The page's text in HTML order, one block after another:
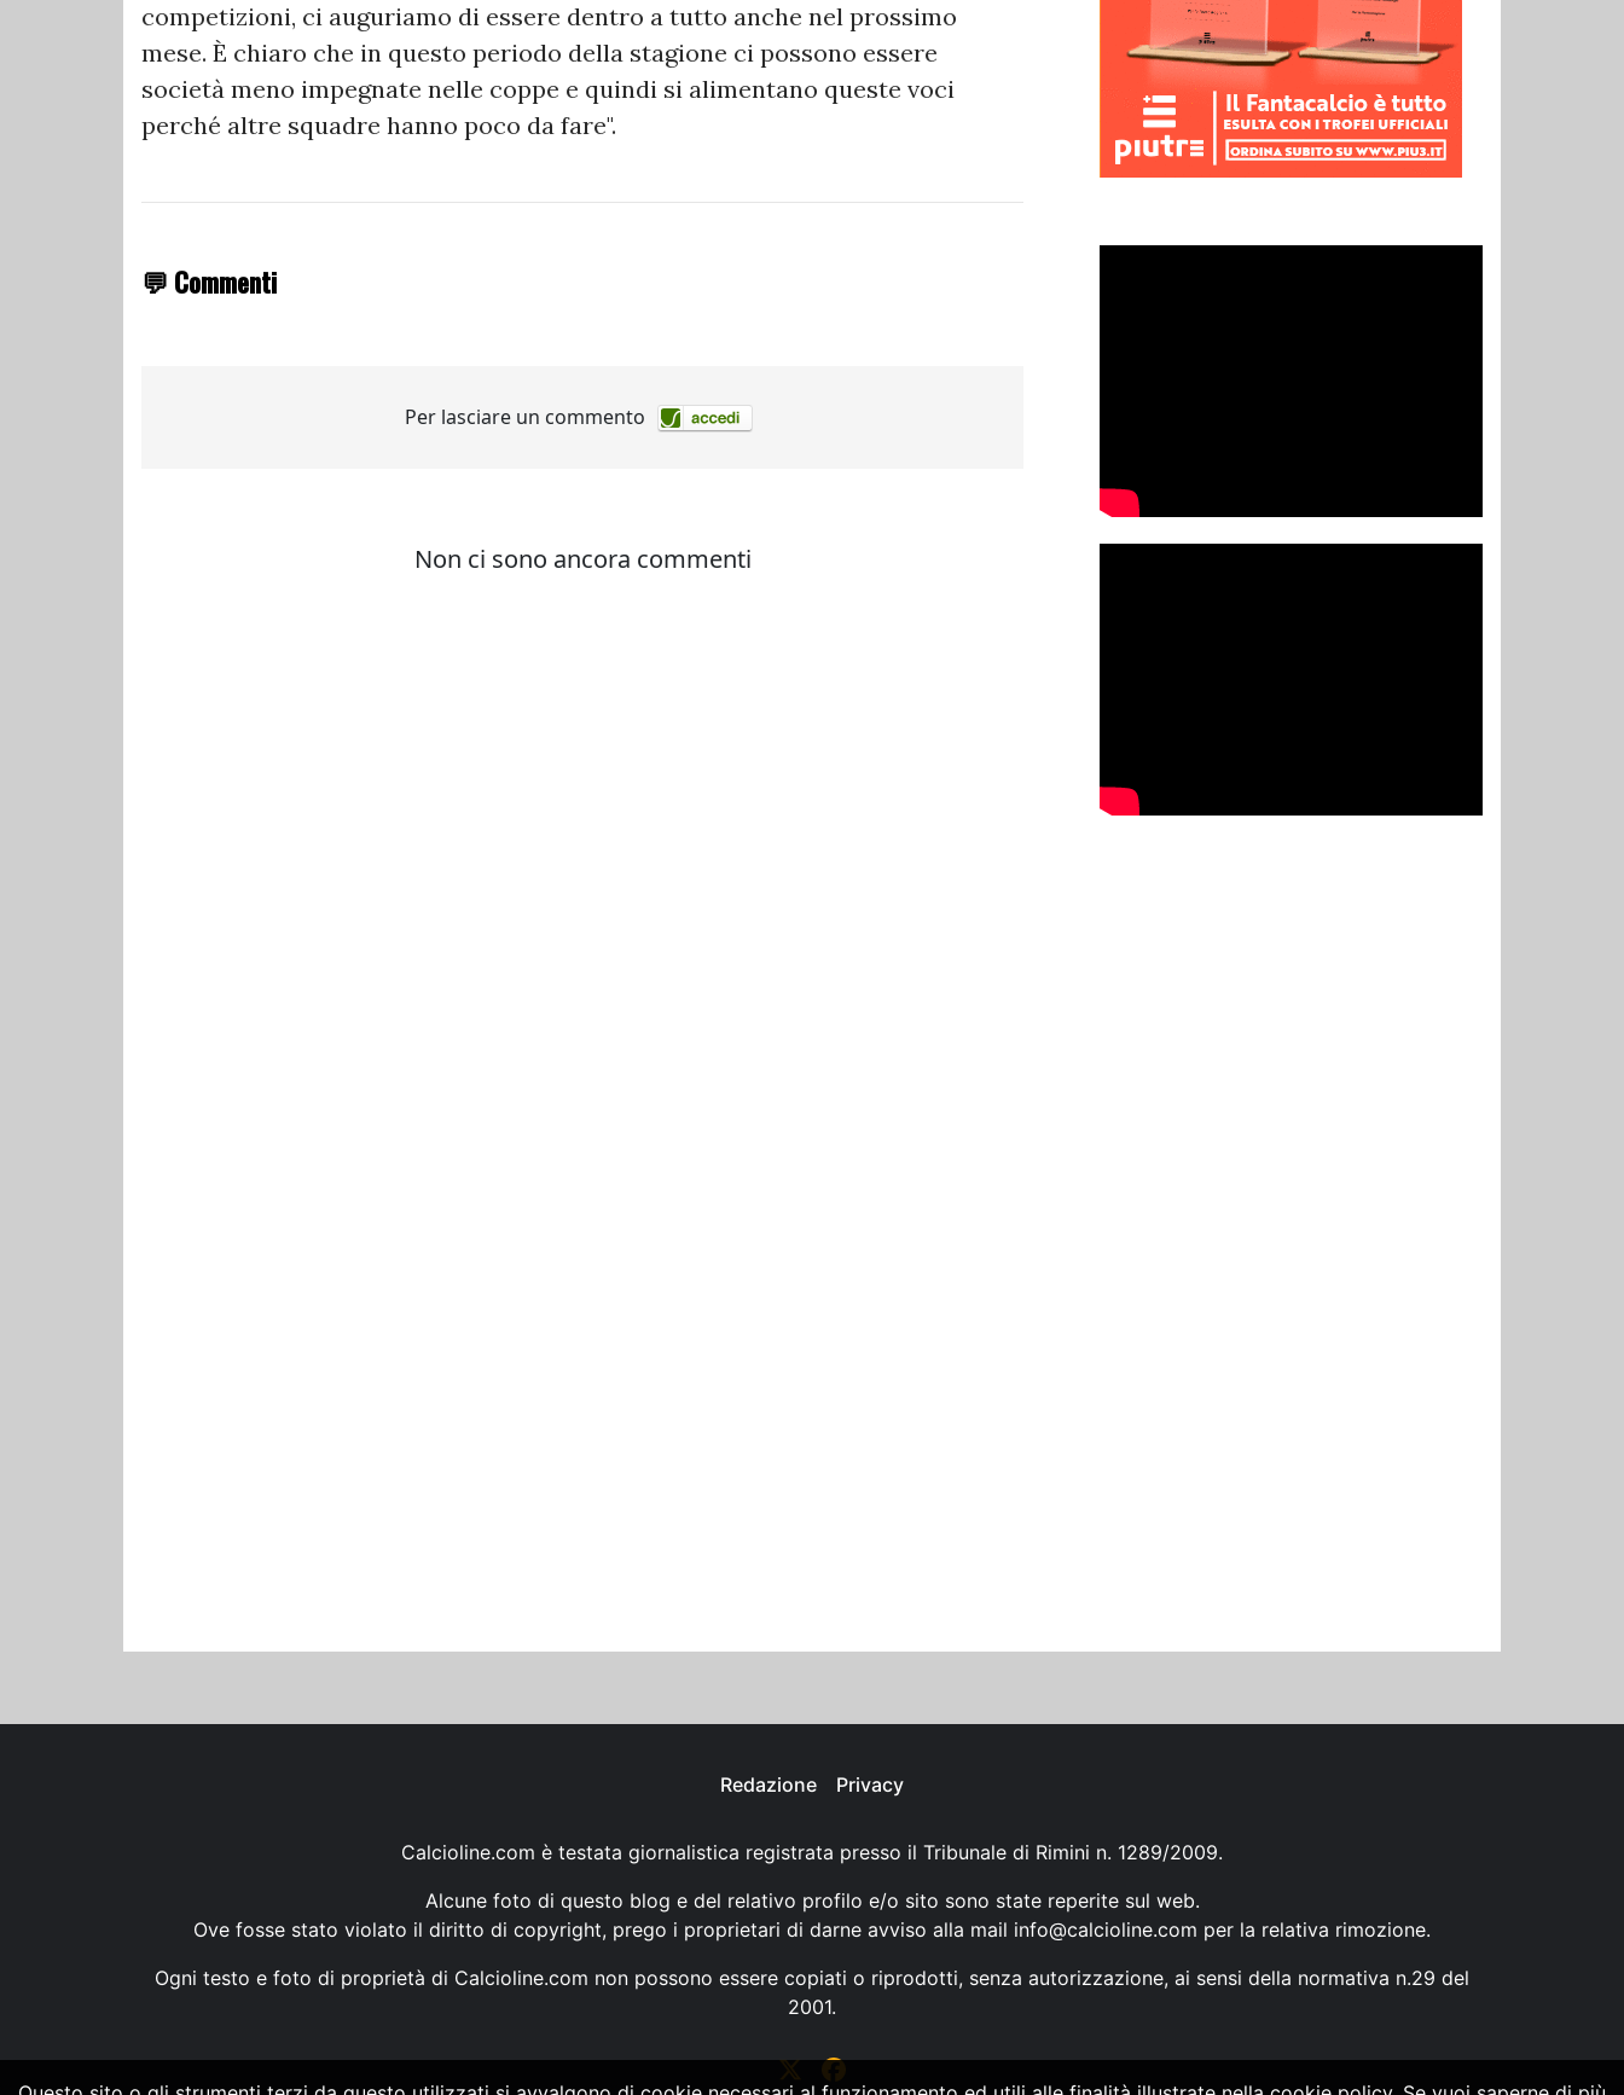
competizioni, ci auguriamo di essere dentro a tutto anche nel prossimo
mese. È chiaro che in questo periodo della stagione ci possono essere
società meno impegnate nelle coppe e quindi si alimentano queste voci
perché altre squadre hanno poco da fare".
💬 Commenti
Redazione Privacy
Calcioline.com è testata giornalistica registrata presso il Tribunale di Rimini n. 1289/2009.
Alcune foto di questo blog e del relativo profilo e/o sito sono state reperite sul web.
Ove fosse stato violato il diritto di copyright, prego i proprietari di darne avviso alla mail info@calcioline.com per la relativa rimozione.
Ogni testo e foto di proprietà di Calcioline.com non possono essere copiati o riprodotti, senza autorizzazione, ai sensi della normativa n.29 del
2001.